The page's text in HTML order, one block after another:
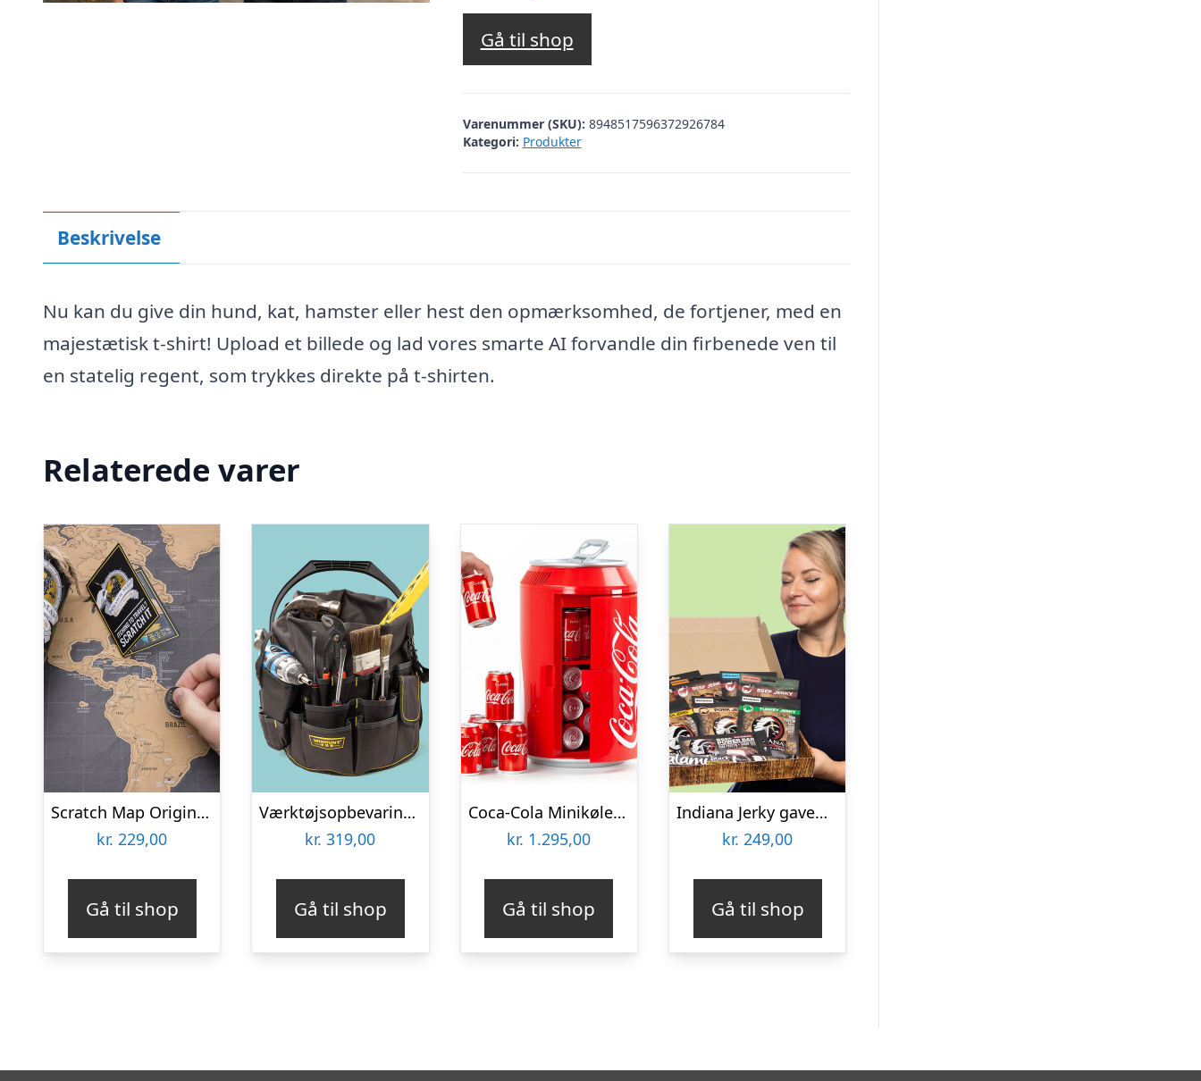
Gå til shop
Varenummer (SKU): 8948517596372926784
Kategori: Produkter
Beskrivelse
Nu kan du give din hund, kat, hamster eller hest den opmærksomhed, de fortjener, med en
majestætisk t-shirt! Upload et billede og lad vores smarte AI forvandle din firbenede ven til
en statelig regent, som trykkes direkte på t-shirten.
Relaterede varer
Scratch Map Original Deluxe
kr. 229,00
Gå til shop
Værktøjsopbevaring til spand
kr. 319,00
Gå til shop
Coca-Cola Minikøleskab
kr. 1.295,00
Gå til shop
Indiana Jerky gaveæske
kr. 249,00
Gå til shop